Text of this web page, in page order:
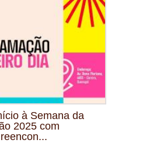
à Semana da
2025 com